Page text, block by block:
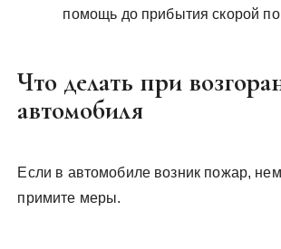
помощь до прибытия скорой
Что делать при
автомобиля
Если в автомобиле возник пожар,
примите меры.